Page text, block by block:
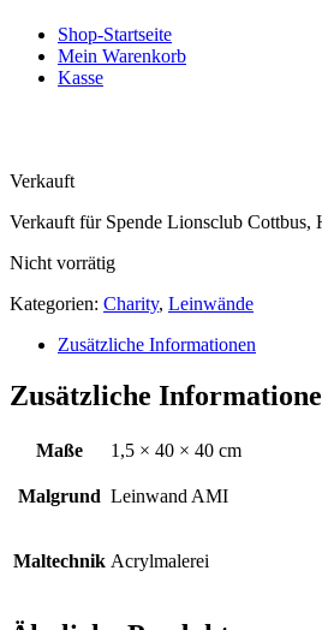
Shop-Startseite
Mein Warenkorb
Kasse
Verkauft
Verkauft für Spende Lionsclub
Nicht vorrätig
Kategorien: Charity, Leinwände
Zusätzliche Informationen
Zusätzliche
Maße 1,5 × 40 × 40 cm
Malgrund Leinwand AMI
Maltechnik Acrylmalerei